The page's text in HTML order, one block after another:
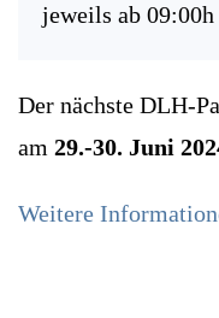
jeweils ab 09:00h
Der nächste DLH-
am 29.-30. Juni
Weitere